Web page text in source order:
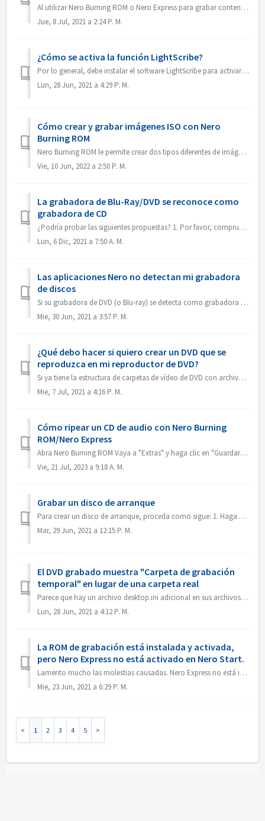
Al utilizar Nero Burning ROM o Nero Express para grabar contenido en un disco, es posible que se encuentre con el mensaje de error "El proceso de graba...
Jue, 8 Jul, 2021 a 2:24 P. M.
¿Cómo se activa la función LightScribe?
Por lo general, debe instalar el software LightScribe para activar las funciones de LightScribe. https://lightscribesoftware.org/ Póngase en contacto con n...
Lun, 28 Jun, 2021 a 4:29 P. M.
Cómo crear y grabar imágenes ISO con Nero
Burning ROM
Nero Burning ROM le permite crear dos tipos diferentes de imágenes de disco. Los 'Archivos de imagen de Nero' (*.nrg) consisten en un formato de im...
Vie, 10 Jun, 2022 a 2:50 P. M.
La grabadora de Blu-Ray/DVD se reconoce como
grabadora de CD
¿Podría probar las siguientes propuestas? 1. Por favor, compruebe si hay un nuevo controlador para su quemador y el firmware. Por favor, actualice si lo ha...
Lun, 6 Dic, 2021 a 7:50 A. M.
Las aplicaciones Nero no detectan mi grabadora
de discos
Si su grabadora de DVD (o Blu-ray) se detecta como grabadora de CD, consulte este artículo: https://nerosupport.freshdesk.com/en/support/solutions/articles...
Mie, 30 Jun, 2021 a 3:57 P. M.
¿Qué debo hacer si quiero crear un DVD que se
reproduzca en mi reproductor de DVD?
Si ya tiene la estructura de carpetas de vídeo de DVD con archivos .VOB, .IFO/.BUP, puede utilizar Nero BurningROM para grabar un DVD. 1. Nueva compilación....
Mie, 7 Jul, 2021 a 4:16 P. M.
Cómo ripear un CD de audio con Nero Burning
ROM/Nero Express
Abra Nero Burning ROM Vaya a "Extras" y haga clic en "Guardar pistas de audio". En la pestaña "fuente", selecciona las pist...
Vie, 21 Jul, 2023 a 9:18 A. M.
Grabar un disco de arranque
Para crear un disco de arranque, proceda como sigue: 1. Haga clic en el botón Nuevo en la pantalla principal de Nero Burning ROM. ->Se abre la ventana d...
Mar, 29 Jun, 2021 a 12:15 P. M.
El DVD grabado muestra "Carpeta de grabación
temporal" en lugar de una carpeta real
Parece que hay un archivo desktop.ini adicional en sus archivos de origen. El Explorador lee ese archivo y encuentra que esta carpeta en particular tiene un...
Lun, 28 Jun, 2021 a 4:12 P. M.
La ROM de grabación está instalada y activada,
pero Nero Express no está activado en Nero Start.
Lamento mucho las molestias causadas. Nero Express no está incluido en el producto independiente Nero BurningRom. Nero Express se vende en tiendas fuera ...
Mie, 23 Jun, 2021 a 6:29 P. M.
1 2 3 4 5